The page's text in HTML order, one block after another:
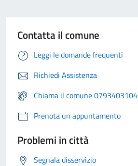
Contatta il comune
Leggi le domande frequenti
Richiedi Assistenza
Chiama il comune 0793403104
Prenota un appuntamento
Problemi in città
Segnala disservizio